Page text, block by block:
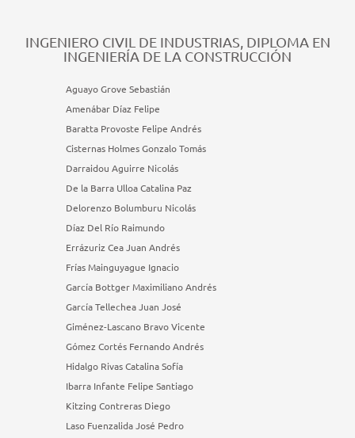
INGENIERO CIVIL DE INDUSTRIAS, DIPLOMA EN
INGENIERÍA DE LA CONSTRUCCIÓN
Aguayo Grove Sebastián
Amenábar Díaz Felipe
Baratta Provoste Felipe Andrés
Cisternas Holmes Gonzalo Tomás
Darraidou Aguirre Nicolás
De la Barra Ulloa Catalina Paz
Delorenzo Bolumburu Nicolás
Díaz Del Río Raimundo
Errázuriz Cea Juan Andrés
Frías Mainguyague Ignacio
García Bottger Maximiliano Andrés
García Tellechea Juan José
Giménez-Lascano Bravo Vicente
Gómez Cortés Fernando Andrés
Hidalgo Rivas Catalina Sofía
Ibarra Infante Felipe Santiago
Kitzing Contreras Diego
Laso Fuenzalida José Pedro